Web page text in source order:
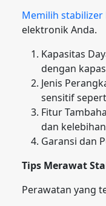
Memilih
elektronik Anda.
Kapasitas
dengan
Jenis
sensitif
Fitur
dan
Garansi dan
Tips Merawat
Perawatan yang